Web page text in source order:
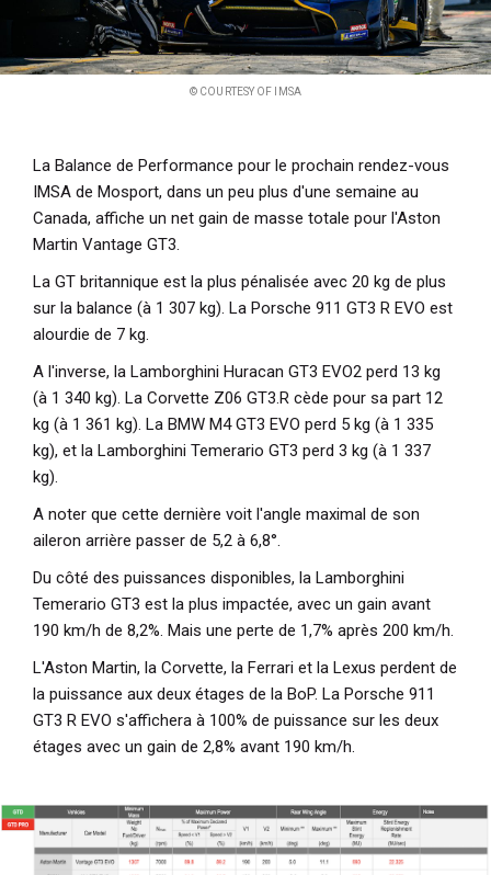
© COURTESY OF IMSA
La Balance de Performance pour le prochain rendez-vous
IMSA de Mosport, dans un peu plus d'une semaine au
Canada, affiche un net gain de masse totale pour l'Aston
Martin Vantage GT3.
La GT britannique est la plus pénalisée avec 20 kg de plus
sur la balance (à 1 307 kg). La Porsche 911 GT3 R EVO est
alourdie de 7 kg.
A l'inverse, la Lamborghini Huracan GT3 EVO2 perd 13 kg
(à 1 340 kg). La Corvette Z06 GT3.R cède pour sa part 12
kg (à 1 361 kg). La BMW M4 GT3 EVO perd 5 kg (à 1 335
kg), et la Lamborghini Temerario GT3 perd 3 kg (à 1 337
kg).
A noter que cette dernière voit l'angle maximal de son
aileron arrière passer de 5,2 à 6,8°.
Du côté des puissances disponibles, la Lamborghini
Temerario GT3 est la plus impactée, avec un gain avant
190 km/h de 8,2%. Mais une perte de 1,7% après 200 km/h.
L'Aston Martin, la Corvette, la Ferrari et la Lexus perdent de
la puissance aux deux étages de la BoP. La Porsche 911
GT3 R EVO s'affichera à 100% de puissance sur les deux
étages avec un gain de 2,8% avant 190 km/h.